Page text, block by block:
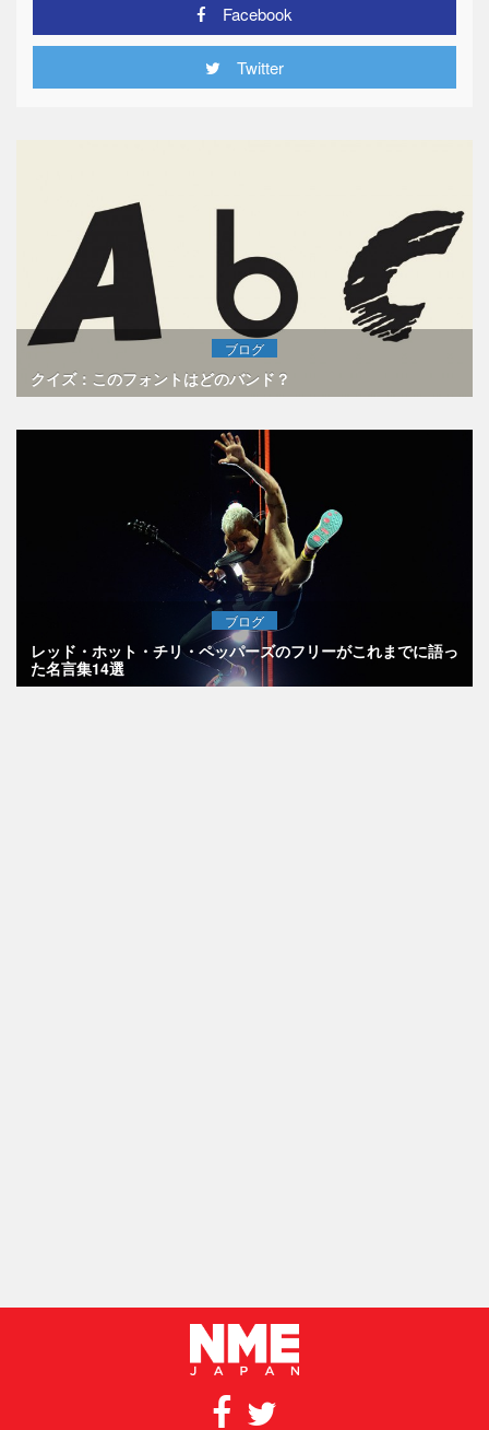
Facebook
Twitter
ブログ
クイズ：このフォントはどのバンド？
ブログ
レッド・ホット・チリ・ペッパーズのフリーがこれまでに語っ
た名言集14選